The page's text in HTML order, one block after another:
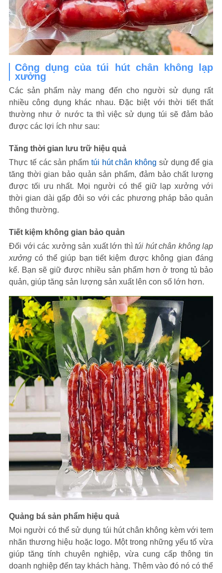
Công dụng của túi hút chân không lạp
xưởng
Các sản phẩm này mang đến cho người sử dụng rất
nhiều công dụng khác nhau. Đặc biệt với thời tiết thất
thường như ở nước ta thì việc sử dụng túi sẽ đảm bảo
được các lợi ích như sau:
Tăng thời gian lưu trữ hiệu quả
Thực tế các sản phẩm túi hút chân không sử dụng để gia
tăng thời gian bảo quản sản phẩm, đảm bảo chất lượng
được tối ưu nhất. Mọi người có thể giữ lạp xưởng với
thời gian dài gấp đôi so với các phương pháp bảo quản
thông thường.
Tiết kiệm không gian bảo quản
Đối với các xưởng sản xuất lớn thì túi hút chân không lạp
xưởng có thể giúp bạn tiết kiệm được không gian đáng
kể. Bạn sẽ giữ được nhiều sản phẩm hơn ở trong tủ bảo
quản, giúp tăng sản lượng sản xuất lên con số lớn hơn.
Quảng bá sản phẩm hiệu quả
Mọi người có thể sử dụng túi hút chân không kèm với tem
nhãn thương hiệu hoặc logo. Một trong những yếu tố vừa
giúp tăng tính chuyên nghiệp, vừa cung cấp thông tin
doanh nghiệp đến tay khách hàng. Thêm vào đó nó có thể